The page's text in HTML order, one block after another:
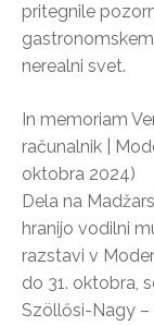
pritegnile
nerealni svet.
In memoriam
računalnik |
oktobra 2024)
Dela na
hranijo vodilni
razstavi v
do 31. oktobra,
Szöllősi-Nagy –